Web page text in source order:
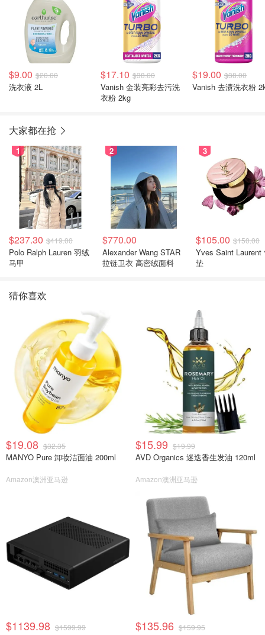
$9.00 $20.00
洗衣液 2L
$17.10 $38.00
Vanish 金装亮彩去污洗
衣粉 2kg
$19.00 $38.00
Vanish 去渍洗衣粉
大家都在抢
1
$237.30 $419.00
Polo Ralph Lauren 羽绒
马甲
2
$770.00
Alexander Wang STAR
拉链卫衣 高密绒面料
3
$105.00 $150.00
Yves Saint Laurent
垫
猜你喜欢
$19.08 $32.35
MANYO Pure 卸妆洁面油 200ml
Amazon澳洲亚马逊
$15.99 $19.99
AVD Organics 迷迭香生发油 120ml
Amazon澳洲亚马逊
$1139.98 $1599.99 $135.96 $159.95